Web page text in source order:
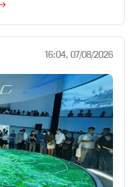
16:04, 07/08/2026